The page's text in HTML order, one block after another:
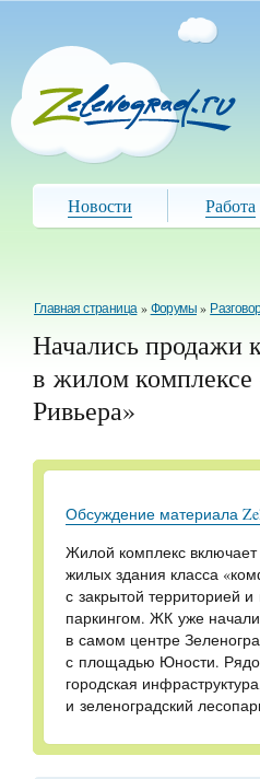
Новости Работа
Главная страница »Форумы»
Начались продажи
в жилом комплексе
Ривьера»
Обсуждение материала
Жилой комплекс
жилых здания класса
с закрытой территорией
паркингом. ЖК уже начали
в самом центре
с площадью Юности.
городская
и зеленоградский